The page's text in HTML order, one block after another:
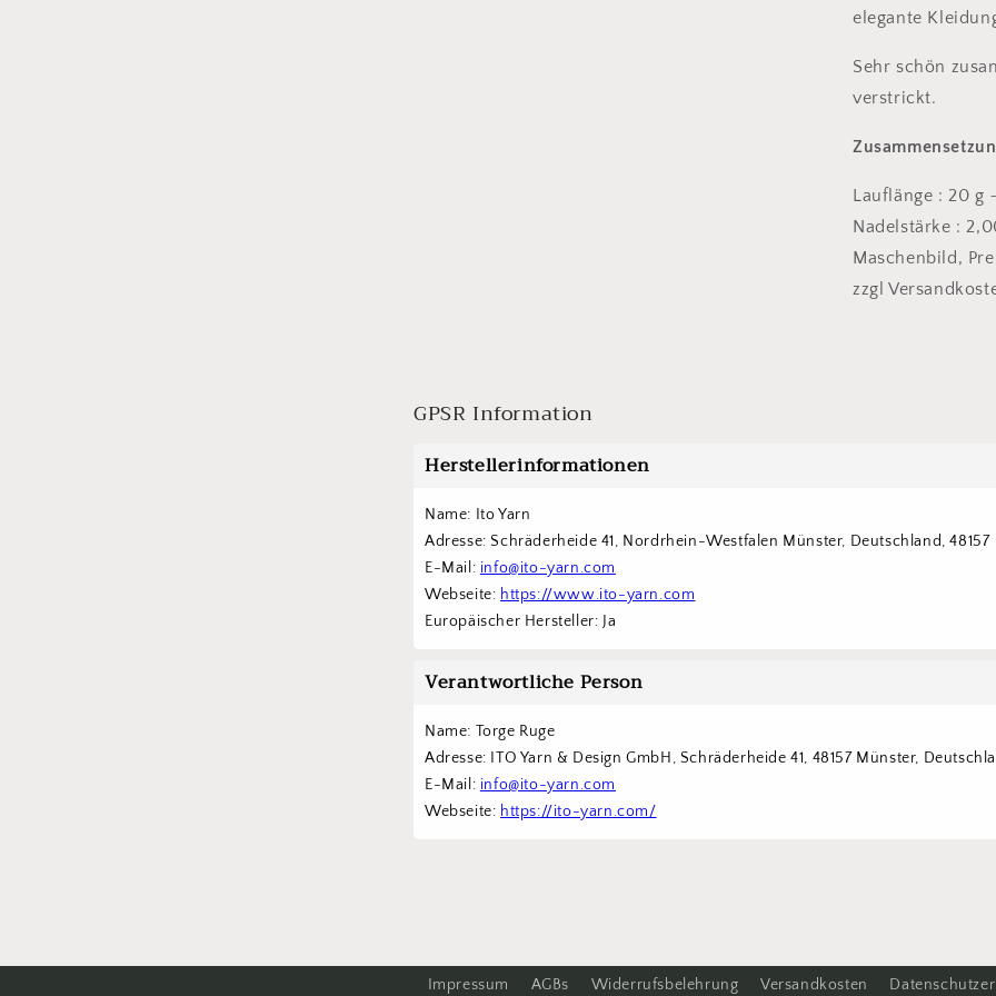
elegante
Sehr schön
verstrickt.
Lauflänge : 20 g
Nadelstärke :
Maschenbild,
zzgl
GPSR Information
Herstellerinformationen
Name: Ito Yarn
Adresse: Schräderheide 41, Nordrhein-Westfalen Münster, Deutschland, 48157
E-Mail: info@ito-yarn.com
Webseite: https://www.ito-yarn.com
Europäischer Hersteller: Ja
Verantwortliche Person
Name: Torge Ruge
Adresse: ITO Yarn & Design GmbH, Schräderheide 41, 48157 Münster,
E-Mail: info@ito-yarn.com
Webseite: https://ito-yarn.com/
Impressum AGBs Widerrufsbelehrung Versandkosten